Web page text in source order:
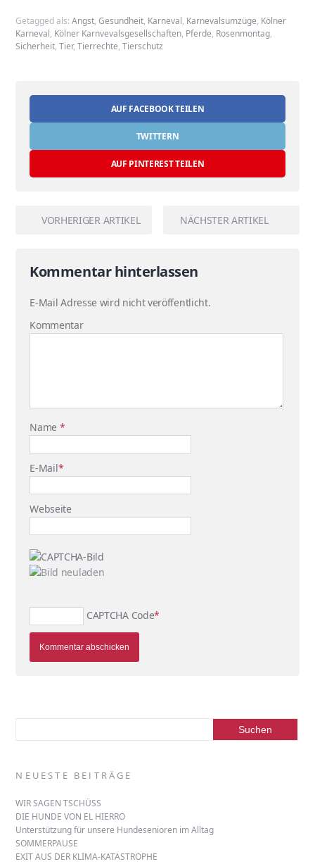
Getagged als:Angst,Gesundheit, Karneval, Karnevalsumzüge, Kölner
Karneval, Kölner Karnvevalsgesellschaften, Pferde, Rosenmontag,
Sicherheit,Tier,Tierrechte,Tierschutz
AUF FACEBOOK TEILEN
TWITTERN
AUF PINTEREST TEILEN
VORHERIGER ARTIKEL NÄCHSTER ARTIKEL
Kommentar hinterlassen
E-Mail Adresse wird nicht veröffentlicht.
Kommentar
Name *
E-Mail*
Webseite
CAPTCHA Code*
NEUESTE BEITRÄGE
WIR SAGEN TSCHÜSS
DIE HUNDE VON EL HIERRO
Unterstützung für unsere Hundesenioren im Alltag
SOMMERPAUSE
EXIT AUS DER KLIMA-KATASTROPHE